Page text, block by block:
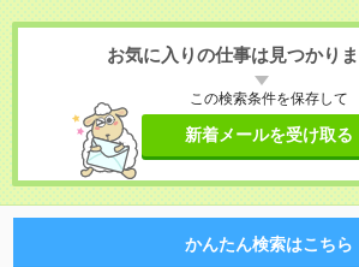
お気に入りの仕事は見つかり
この検索条件を保存して
新着メールを受け取る
かんたん検索はこちら